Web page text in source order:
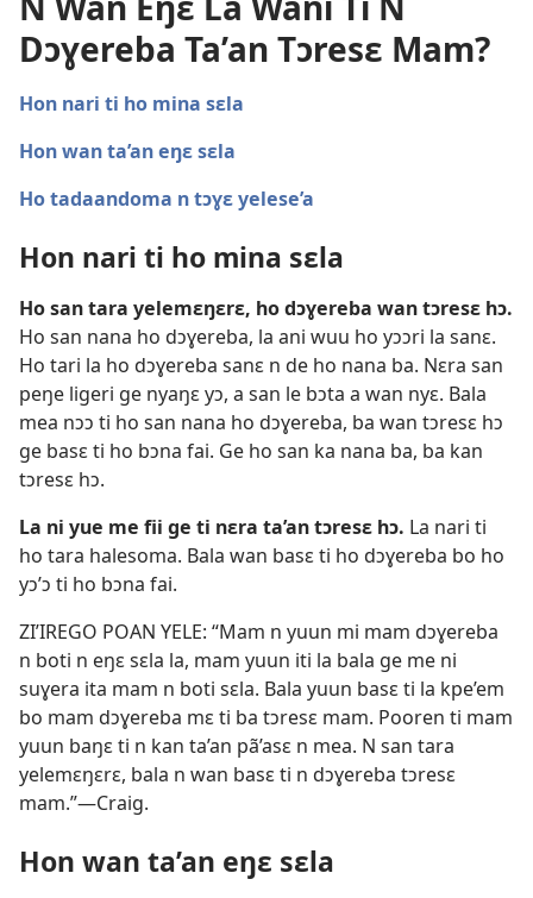
Dɔɣereba Ta’an Tɔresɛ Mam?
Hon nari ti ho mina sɛla
Hon wan ta’an eŋɛ sɛla
Ho tadaandoma n tɔɣɛ yelese’a
Hon nari ti ho mina sɛla
Ho san tara yelemɛŋɛrɛ, ho dɔɣereba wan tɔresɛ hɔ.
Ho san nana ho dɔɣereba, la ani wuu ho yɔɔri la sanɛ.
Ho tari la ho dɔɣereba sanɛ n de ho nana ba. Nɛra san
peŋe ligeri ge nyaŋɛ yɔ, a san le bɔta a wan nyɛ. Bala
mea nɔɔ ti ho san nana ho dɔɣereba, ba wan tɔresɛ hɔ
ge basɛ ti ho bɔna fai. Ge ho san ka nana ba, ba kan
tɔresɛ hɔ.
La ni yue me fii ge ti nɛra ta’an tɔresɛ hɔ. La nari ti
ho tara halesoma. Bala wan basɛ ti ho dɔɣereba bo ho
yɔ’ɔ ti ho bɔna fai.
ZI’IREGO POAN YELE: “Mam n yuun mi mam dɔɣereba
n boti n eŋɛ sɛla la, mam yuun iti la bala ge me ni
suɣera ita mam n boti sɛla. Bala yuun basɛ ti la kpe’em
bo mam dɔɣereba mɛ ti ba tɔresɛ mam. Pooren ti mam
yuun baŋɛ ti n kan ta’an pã’asɛ n mea. N san tara
yelemɛŋɛrɛ, bala n wan basɛ ti n dɔɣereba tɔresɛ
mam.”​—Craig.
Hon wan ta’an eŋɛ sɛla